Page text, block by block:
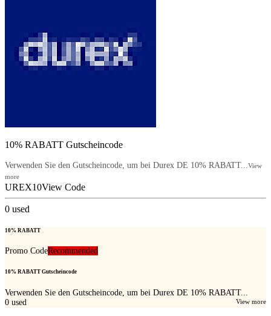
10% RABATT Gutscheincode
Verwenden Sie den Gutscheincode, um bei Durex DE 10% RABATT...
View
more
UREX10View Code
0 used
10% RABATT
Promo CodeRecommended
10% RABATT Gutscheincode
Verwenden Sie den Gutscheincode, um bei Durex DE 10% RABATT...
View more
0 used